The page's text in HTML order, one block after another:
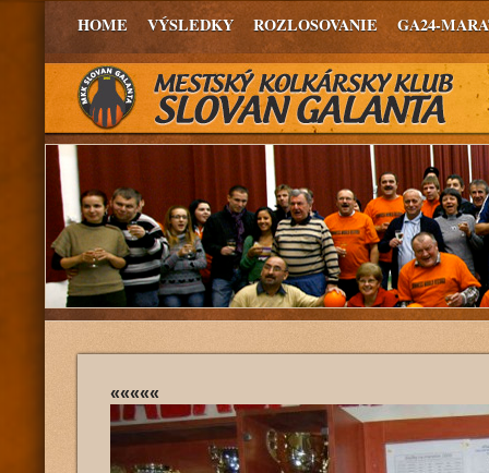
HOME VÝSLEDKY ROZLOSOVANIE GA24-
«««««